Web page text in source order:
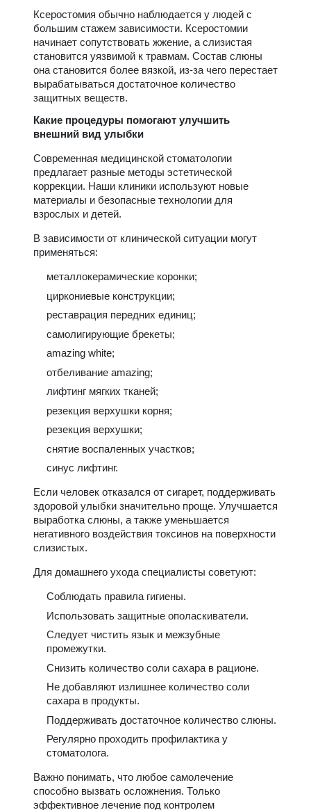
Ксеростомия обычно наблюдается у людей с
большим стажем зависимости. Ксеростомии
начинает сопутствовать жжение, а слизистая
становится уязвимой к травмам. Состав слюны
она становится более вязкой, из-за чего перестает
вырабатываться достаточное количество
защитных веществ.
Какие процедуры помогают улучшить
внешний вид улыбки
Современная медицинской стоматологии
предлагает разные методы эстетической
коррекции. Наши клиники используют новые
материалы и безопасные технологии для
взрослых и детей.
В зависимости от клинической ситуации могут
применяться:
металлокерамические коронки;
циркониевые конструкции;
реставрация передних единиц;
самолигирующие брекеты;
amazing white;
отбеливание amazing;
лифтинг мягких тканей;
резекция верхушки корня;
резекция верхушки;
снятие воспаленных участков;
синус лифтинг.
Если человек отказался от сигарет, поддерживать
здоровой улыбки значительно проще. Улучшается
выработка слюны, а также уменьшается
негативного воздействия токсинов на поверхности
слизистых.
Для домашнего ухода специалисты советуют:
Соблюдать правила гигиены.
Использовать защитные ополаскиватели.
Следует чистить язык и межзубные
промежутки.
Снизить количество соли сахара в рационе.
Не добавляют излишнее количество соли
сахара в продукты.
Поддерживать достаточное количество слюны.
Регулярно проходить профилактика у
стоматолога.
Важно понимать, что любое самолечение
способно вызвать осложнения. Только
эффективное лечение под контролем